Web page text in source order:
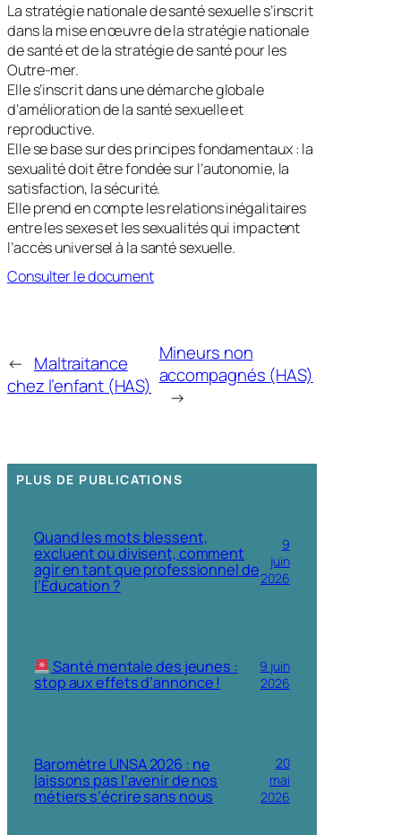
La stratégie nationale de santé sexuelle s’inscrit
dans la mise en œuvre de la stratégie nationale
de santé et de la stratégie de santé pour les
Outre-mer.
Elle s’inscrit dans une démarche globale
d’amélioration de la santé sexuelle et
reproductive.
Elle se base sur des principes fondamentaux : la
sexualité doit être fondée sur l’autonomie, la
satisfaction, la sécurité.
Elle prend en compte les relations inégalitaires
entre les sexes et les sexualités qui impactent
l’accès universel à la santé sexuelle.
Consulter le document
← Maltraitance
chez l’enfant (HAS)
Mineurs non
accompagnés (HAS)
→
PLUS DE PUBLICATIONS
Quand les mots blessent,
excluent ou divisent, comment
agir en tant que professionnel de
l’Éducation ?
9
juin
2026
Santé mentale des jeunes :
stop aux effets d’annonce !
9 juin
2026
Baromètre UNSA 2026 : ne
laissons pas l’avenir de nos
métiers s’écrire sans nous
20
mai
2026